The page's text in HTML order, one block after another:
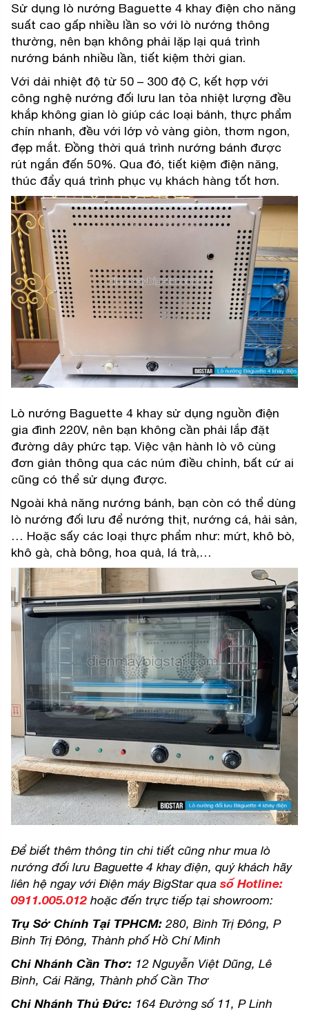
Sử dụng lò nướng Baguette 4 khay điện cho năng
suất cao gấp nhiều lần so với lò nướng thông
thường, nên bạn không phải lặp lại quá trình
nướng bánh nhiều lần, tiết kiệm thời gian.
Với dải nhiệt độ từ 50 – 300 độ C, kết hợp với
công nghệ nướng đối lưu lan tỏa nhiệt lượng đều
khắp không gian lò giúp các loại bánh, thực phẩm
chín nhanh, đều với lớp vỏ vàng giòn, thơm ngon,
đẹp mắt. Đồng thời quá trình nướng bánh được
rút ngắn đến 50%. Qua đó, tiết kiệm điện năng,
thúc đẩy quá trình phục vụ khách hàng tốt hơn.
Lò nướng Baguette 4 khay sử dụng nguồn điện
gia đình 220V, nên bạn không cần phải lắp đặt
đường dây phức tạp. Việc vận hành lò vô cùng
đơn giản thông qua các núm điều chỉnh, bất cứ ai
cũng có thể sử dụng được.
Ngoài khả năng nướng bánh, bạn còn có thể dùng
lò nướng đối lưu để nướng thịt, nướng cá, hải sản,
… Hoặc sấy các loại thực phẩm như: mứt, khô bò,
khô gà, chà bông, hoa quả, lá trà,…
Để biết thêm thông tin chi tiết cũng như mua lò
nướng đối lưu Baguette 4 khay điện, quý khách hãy
liên hệ ngay với Điện máy BigStar qua sốHotline:
0911.005.012 hoặc đến trực tiếp tại showroom:
Trụ Sở Chính Tại TPHCM: 280, Bình Trị Đông, P
Bình Trị Đông, Thành phố Hồ Chí Minh
Chi Nhánh Cần Thơ: 12 Nguyễn Việt Dũng, Lê
Bình, Cái Răng, Thành phố Cần Thơ
Chi Nhánh Thủ Đức: 164 Đường số 11, P Linh